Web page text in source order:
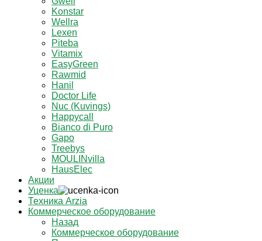
Konstar
Wellra
Lexen
Piteba
Vitamix
EasyGreen
Rawmid
Hanil
Doctor Life
Nuc (Kuvings)
Happycall
Bianco di Puro
Gapo
Treebys
MOULINvilla
HausElec
Акции
Уценка
Техника Arzia
Коммерческое оборудование
Назад
Коммерческое оборудование